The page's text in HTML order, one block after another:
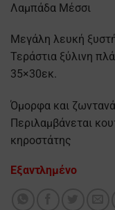
Λαμπάδα Μέσσι
Μεγάλη λευκή
Τεράστια ξύλινη
35×30εκ.
Όμορφα και
Περιλαμβάνεται
κηροστάτης
Εξαντλημένο